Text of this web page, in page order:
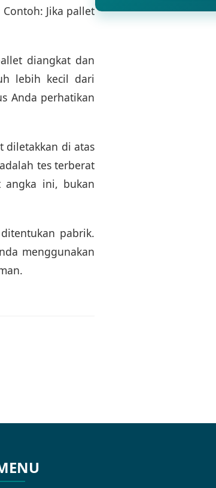
Jika pallet
diangkat dan
lebih kecil dari
Anda perhatikan
diletakkan di atas
tes terberat
angka ini, bukan
pabrik.
menggunakan